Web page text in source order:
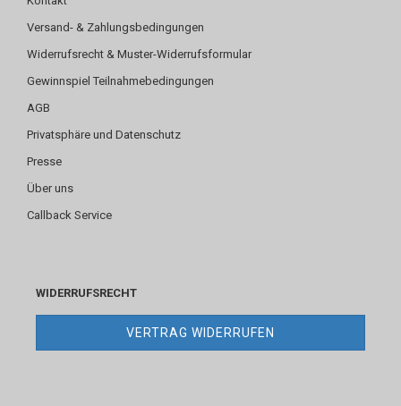
Versand- & Zahlungsbedingungen
Widerrufsrecht & Muster-Widerrufsformular
Gewinnspiel Teilnahmebedingungen
AGB
Privatsphäre und Datenschutz
Presse
Über uns
Callback Service
WIDERRUFSRECHT
VERTRAG WIDERRUFEN